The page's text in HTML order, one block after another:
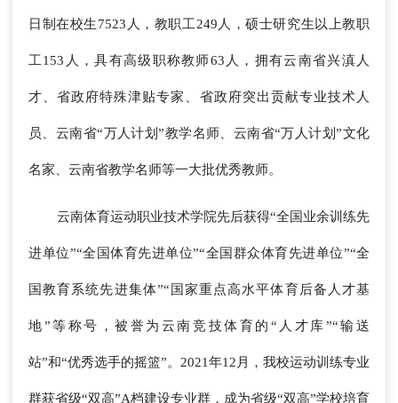
日制在校生7523人，教职工249人，硕士研究生以上教职
工153人，具有高级职称教师63人，拥有云南省兴滇人
才、省政府特殊津贴专家、省政府突出贡献专业技术人
员、云南省“万人计划”教学名师、云南省“万人计划”文化
名家、云南省教学名师等一大批优秀教师。
云南体育运动职业技术学院先后获得“全国业余训练先
进单位”“全国体育先进单位”“全国群众体育先进单位”“全
国教育系统先进集体”“国家重点高水平体育后备人才基
地”等称号，被誉为云南竞技体育的“人才库”“输送
站”和“优秀选手的摇篮”。2021年12月，我校运动训练专业
群获省级“双高”A档建设专业群，成为省级“双高”学校培育